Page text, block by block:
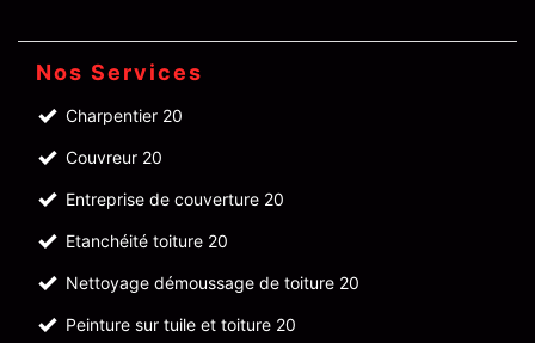
Nos Services
Charpentier 20
Couvreur 20
Entreprise de couverture 20
Etanchéité toiture 20
Nettoyage démoussage de toiture 20
Peinture sur tuile et toiture 20